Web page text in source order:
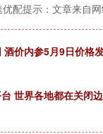
配提示：文章来自网
酒价内参5月9日价格
世界各地都在关闭